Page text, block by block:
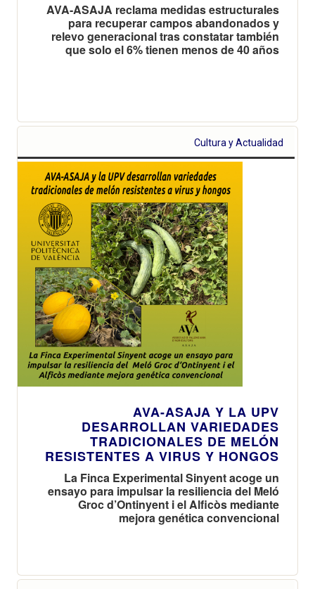
AVA-ASAJA reclama medidas estructurales
para recuperar campos abandonados y
relevo generacional tras constatar también
que solo el 6% tienen menos de 40 años
Cultura y Actualidad
AVA-ASAJA Y LA UPV
DESARROLLAN VARIEDADES
TRADICIONALES DE MELÓN
RESISTENTES A VIRUS Y HONGOS
La Finca Experimental Sinyent acoge un
ensayo para impulsar la resiliencia del Meló
Groc d’Ontinyent i el Alficòs mediante
mejora genética convencional